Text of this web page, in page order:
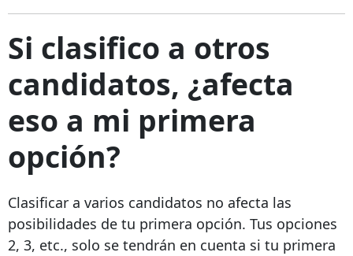
Si clasifico a otros
candidatos, ¿afecta
eso a mi primera
opción?
Clasificar a varios candidatos no afecta las
posibilidades de tu primera opción. Tus opciones
2, 3, etc., solo se tendrán en cuenta si tu primera